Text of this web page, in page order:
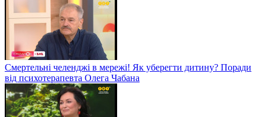
Смертельні челенджі в мережі! Як уберегти дитину? Поради
від психотерапевта Олега Чабана